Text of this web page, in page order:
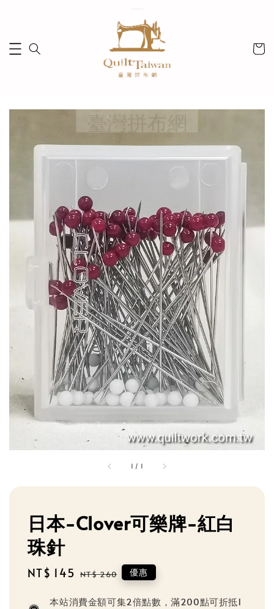
1 / 1
日本-Clover可樂牌-紅白
珠針
Sale
NT$ 145 Regular
NT$ 260 優惠
本站消費金額可集2倍點數，滿200點可折抵1